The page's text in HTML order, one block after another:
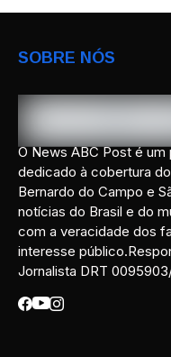
SOBRE NÓS
O News ABC Post é
dedicado à cobertura
Bernardo do Campo e
notícias do Brasil e do
com a veracidade dos
interesse
Jornalista DRT